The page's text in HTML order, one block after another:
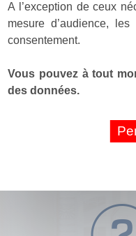
A l’exception de ceux
mesure d’audience,
consentement.
Vous pouvez à tout
des données.